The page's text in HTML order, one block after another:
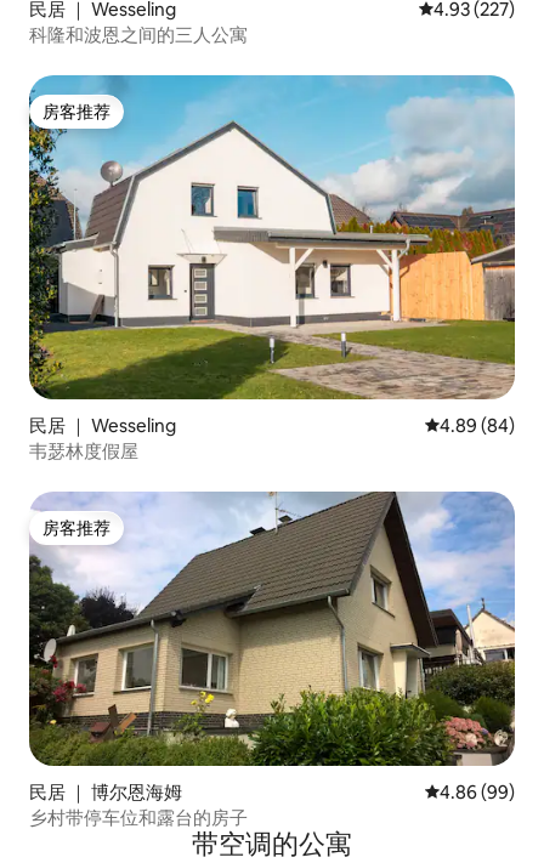
民居 ｜ Wesseling 平均评分 4.93
4.93 (227)
科隆和波恩之间的三人公寓
房客推荐
房客推荐
民居 ｜ Wesseling 平均评分 4.89
4.89 (84)
韦瑟林度假屋
房客推荐
房客推荐
民居 ｜ 博尔恩海姆 平均评分 4.86
4.86 (99)
乡村带停车位和露台的房子
带空调的公寓